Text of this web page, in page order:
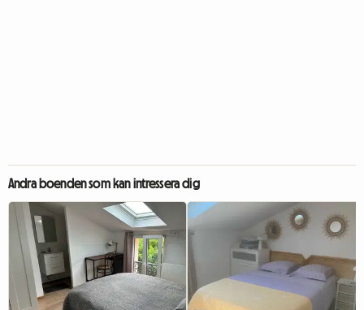
Andra boenden som kan intressera dig